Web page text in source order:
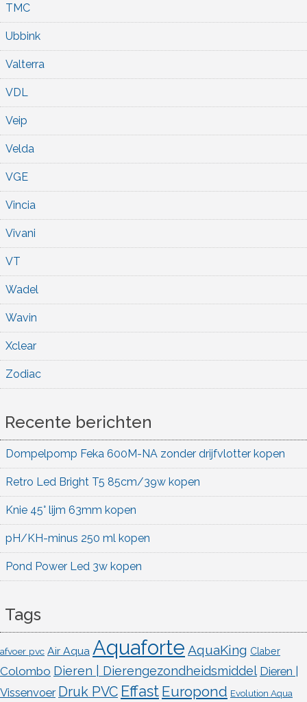
TMC
Ubbink
Valterra
VDL
Veip
Velda
VGE
Vincia
Vivani
VT
Wadel
Wavin
Xclear
Zodiac
Recente berichten
Dompelpomp Feka 600M-NA zonder drijfvlotter kopen
Retro Led Bright T5 85cm/39w kopen
Knie 45° lijm 63mm kopen
pH/KH-minus 250 ml kopen
Pond Power Led 3w kopen
Tags
afvoer pvc Air Aqua Aquaforte AquaKing Claber
Colombo Dieren | Dierengezondheidsmiddel Dieren |
Vissenvoer Druk PVC Effast Europond Evolution Aqua